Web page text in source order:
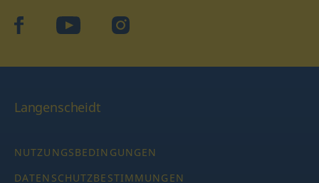
facebookYouTube Instagram
Langenscheidt
NUTZUNGSBEDINGUNGEN
DATENSCHUTZBESTIMMUNGEN